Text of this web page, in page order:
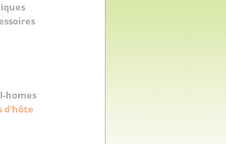
homes
d'hôte